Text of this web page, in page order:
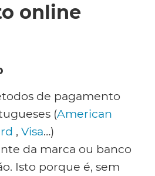
online
de pagamento
(American
, Visa…)
da marca ou banco
Isto porque é, sem